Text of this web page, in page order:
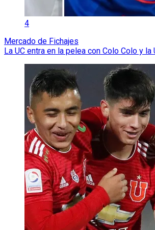
4
Mercado de Fichajes
La UC entra en la pelea con Colo Colo y